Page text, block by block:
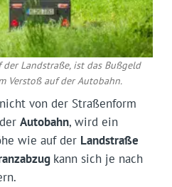
Landstraße, ist das Bußgeld
Verstoß auf der Autobahn.
von der Straßenform
Autobahn, wird ein
wie auf der Landstraße
kann sich je nach